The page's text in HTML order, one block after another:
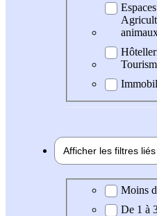
Afficher les filtres
ExpérienceMoins
De 1 à